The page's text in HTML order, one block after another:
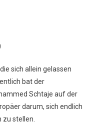
sich allein gelassen
bat der
Schtaje auf der
darum, sich endlich
zu stellen.